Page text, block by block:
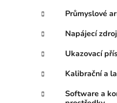
Průmyslové
Napájecí
Ukazovací
Kalibrační a
Software a